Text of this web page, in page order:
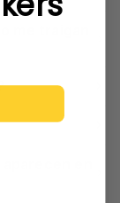
me traigan
en